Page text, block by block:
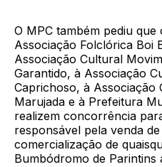
O MPC também pediu
Associação Folclórica Boi
Associação Cultural
Garantido, à Associação
Caprichoso, à Associação
Marujada e à Prefeitura
realizem concorrência
responsável pela venda
comercialização de
Bumbódromo de Parintins